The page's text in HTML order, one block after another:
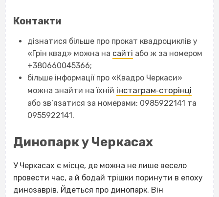
Контакти
дізнатися більше про прокат квадроциклів у
«Грін квад» можна на сайті або ж за номером
+380660045366;
більше інформації про «Квадро Черкаси»
можна знайти на їхній інстаграм‐сторінці
або зв’язатися за номерами: 0985922141 та
0955922141.
Динопарк у Черкасах
У Черкасах є місце, де можна не лише весело
провести час, а й бодай трішки поринути в епоху
динозаврів. Йдеться про динопарк. Він